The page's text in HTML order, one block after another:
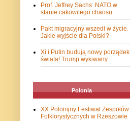
Prof. Jeffrey Sachs: NATO w
stanie cakowitego chaosu
Pakt migracyjny wszedł w życie.
Jakie wyjście dla Polski?
Xi i Putin budują nowy porządek
świata! Trump wykiwany
Polonia
XX Polonijny Festiwal Zespołów
Folklorystycznych w Rzeszowie